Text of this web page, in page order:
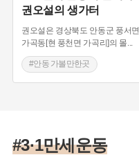
권오설의 생가터
권오설은 경상북도 안동군 풍서면
가곡동[현 풍천면 가곡리]의 몰...
#안동 가볼만한곳
#교과서속여행
#3·1만세운동